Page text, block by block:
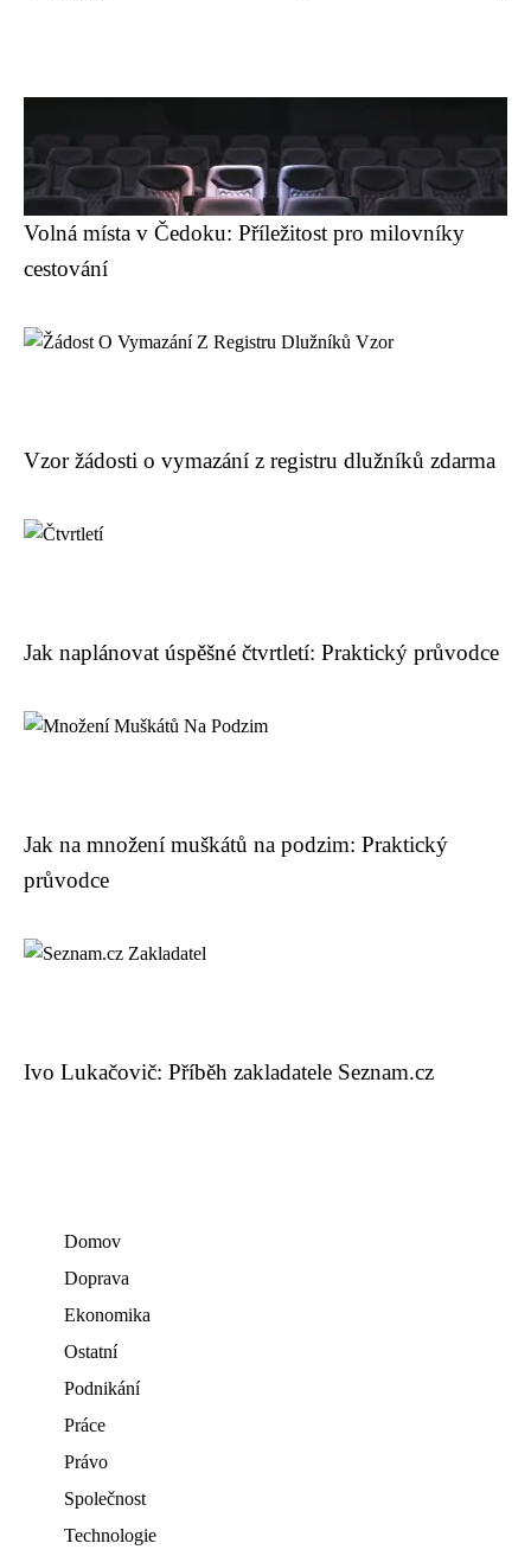
Volná místa v Čedoku: Příležitost pro milovníky
cestování
Vzor žádosti o vymazání z registru dlužníků zdarma
Jak naplánovat úspěšné čtvrtletí: Praktický průvodce
Jak na množení muškátů na podzim: Praktický
průvodce
Ivo Lukačovič: Příběh zakladatele Seznam.cz
Domov
Doprava
Ekonomika
Ostatní
Podnikání
Práce
Právo
Společnost
Technologie